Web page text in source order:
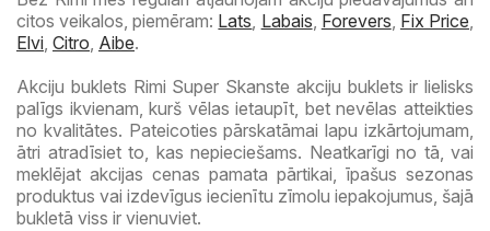
citos veikalos, piemēram: Lats, Labais, Forevers, Fix Price,
Elvi, Citro, Aibe.
Akciju buklets Rimi Super Skanste akciju buklets ir lielisks
palīgs ikvienam, kurš vēlas ietaupīt, bet nevēlas atteikties
no kvalitātes. Pateicoties pārskatāmai lapu izkārtojumam,
ātri atradīsiet to, kas nepieciešams. Neatkarīgi no tā, vai
meklējat akcijas cenas pamata pārtikai, īpašus sezonas
produktus vai izdevīgus iecienītu zīmolu iepakojumus, šajā
bukletā viss ir vienuviet.